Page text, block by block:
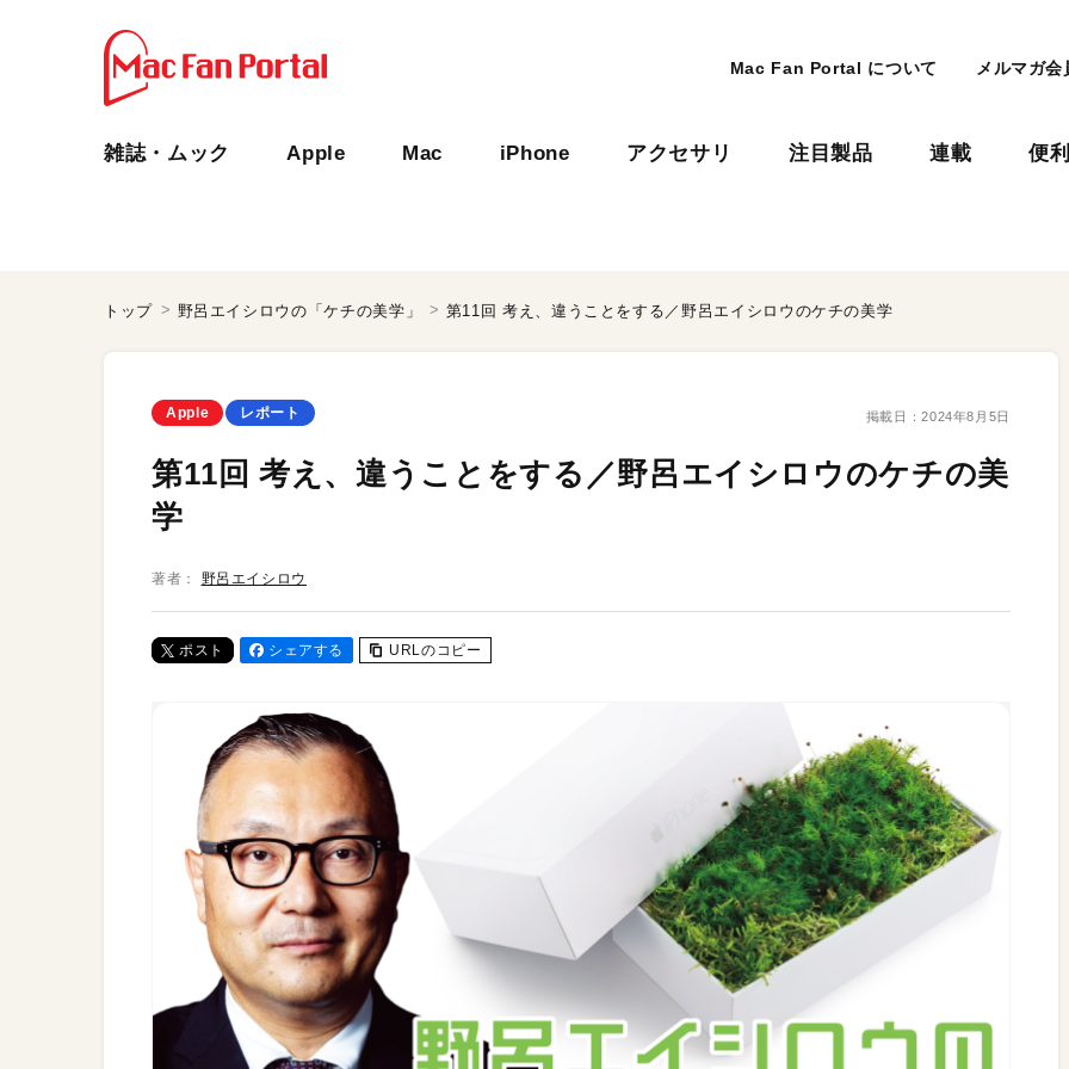
Mac Fan Portal について メルマガ会
雑誌・ムック Apple Mac iPhone アクセサリ 注目製品 連載 便
トップ 野呂エイシロウの「ケチの美学」 第11回 考え、違うことをする／野呂エイシロウのケチの美学
Apple レポート 掲載日：2024年8月5日
第11回 考え、違うことをする／野呂エイシロウのケチの美
学
著者： 野呂エイシロウ
ポスト シェアする URLのコピー